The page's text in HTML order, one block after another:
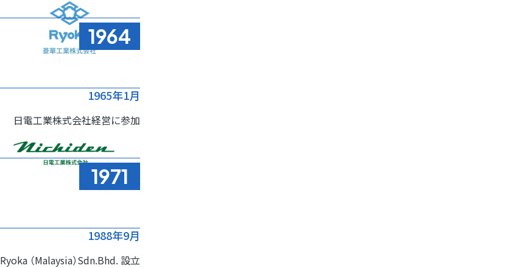
1964
1965年1月
日電工業株式会社経営に参加
1971
1988年9月
Ryoka （Malaysia）Sdn.Bhd. 設立